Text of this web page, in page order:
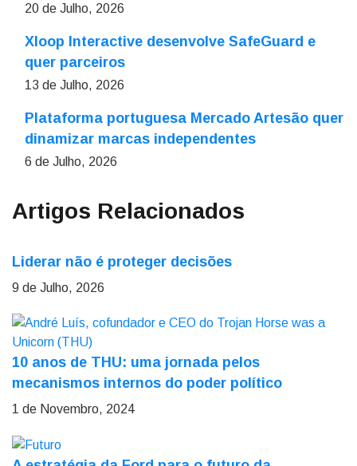
20 de Julho, 2026
Xloop Interactive desenvolve SafeGuard e
quer parceiros
13 de Julho, 2026
Plataforma portuguesa Mercado Artesão quer
dinamizar marcas independentes
6 de Julho, 2026
Artigos Relacionados
Liderar não é proteger decisões
9 de Julho, 2026
10 anos de THU: uma jornada pelos
mecanismos internos do poder político
1 de Novembro, 2024